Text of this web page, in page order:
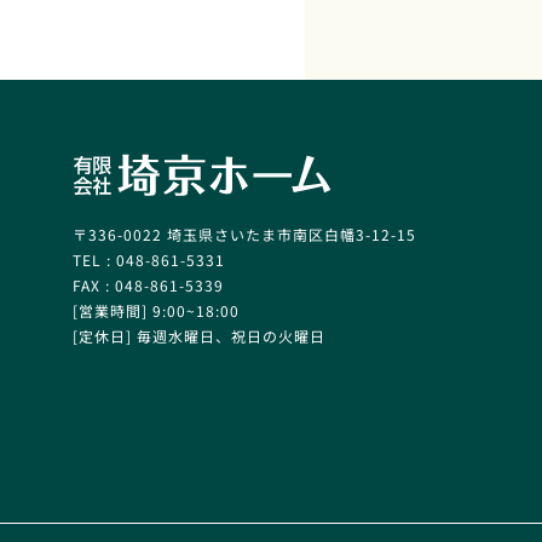
〒336-0022 埼玉県さいたま市南区白幡3-12-15
TEL : 048-861-5331
FAX : 048-861-5339
[営業時間] 9:00~18:00
[定休日] 毎週水曜日、祝日の火曜日